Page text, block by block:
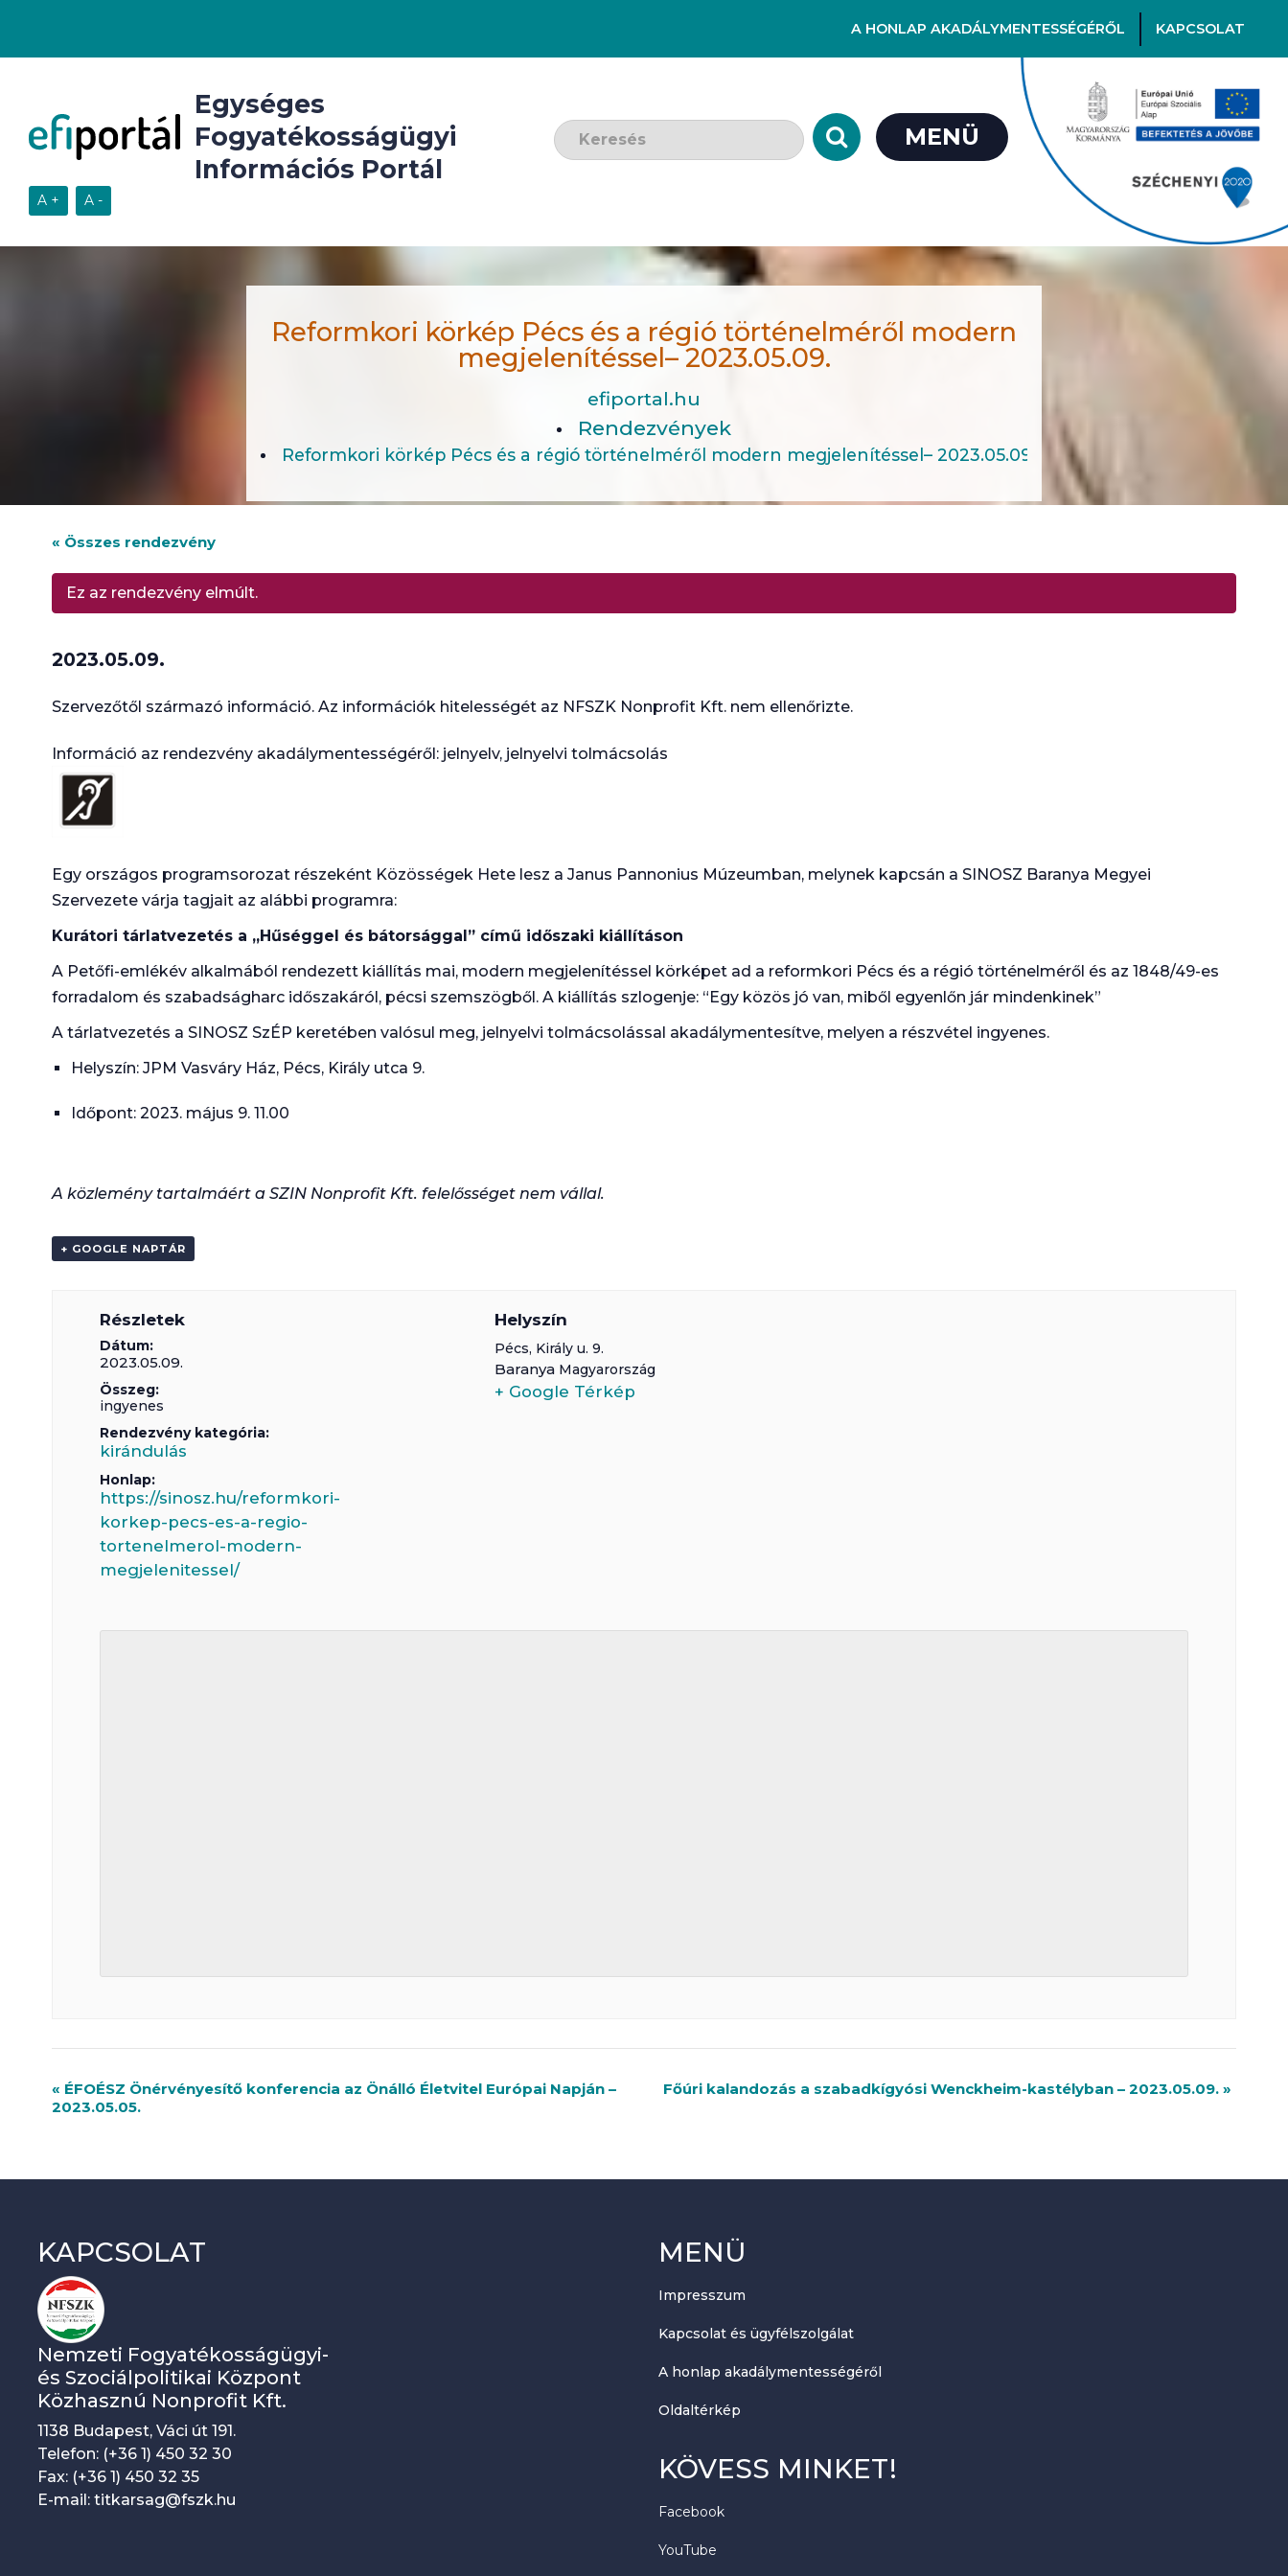
A HONLAP AKADÁLYMENTESSÉGÉRŐL KAPCSOLAT
Egységes
Fogyatékosságügyi
Információs Portál
Keresendő szó: MENÜ
Reformkori körkép Pécs és a régió történelméről modern
megjelenítéssel– 2023.05.09.
efiportal.hu
Rendezvények
Reformkori körkép Pécs és a régió történelméről modern megjelenítéssel– 2023.05.09.
« Összes rendezvény
Ez az rendezvény elmúlt.
2023.05.09.
Szervezőtől származó információ. Az információk hitelességét az NFSZK Nonprofit Kft. nem ellenőrizte.
Információ az rendezvény akadálymentességéről: jelnyelv, jelnyelvi tolmácsolás
Egy országos programsorozat részeként Közösségek Hete lesz a Janus Pannonius Múzeumban, melynek kapcsán a SINOSZ Baranya Megyei
Szervezete várja tagjait az alábbi programra:
Kurátori tárlatvezetés a „Hűséggel és bátorsággal” című időszaki kiállításon
A Petőfi-emlékév alkalmából rendezett kiállítás mai, modern megjelenítéssel körképet ad a reformkori Pécs és a régió történelméről és az 1848/49-es
forradalom és szabadságharc időszakáról, pécsi szemszögből. A kiállítás szlogenje: “Egy közös jó van, miből egyenlőn jár mindenkinek”
A tárlatvezetés a SINOSZ SzÉP keretében valósul meg, jelnyelvi tolmácsolással akadálymentesítve, melyen a részvétel ingyenes.
Helyszín: JPM Vasváry Ház, Pécs, Király utca 9.
Időpont: 2023. május 9. 11.00
A közlemény tartalmáért a SZIN Nonprofit Kft. felelősséget nem vállal.
+ GOOGLE NAPTÁR
Részletek
Dátum:
2023.05.09.
Összeg:
ingyenes
Rendezvény kategória:
kirándulás
Honlap:
https://sinosz.hu/reformkori-
korkep-pecs-es-a-regio-
tortenelmerol-modern-
megjelenitessel/
Helyszín
Pécs, Király u. 9.
Baranya Magyarország
+ Google Térkép
R
d
z
v
é
n
y
n
a
v
i
« ÉFOÉSZ Önérvényesítő konferencia az Önálló Életvitel Európai Napján –
2023.05.05.
Főúri kalandozás a szabadkígyósi Wenckheim-kastélyban – 2023.05.09.»
KAPCSOLAT
Nemzeti Fogyatékosságügyi-
és Szociálpolitikai Központ
Közhasznú Nonprofit Kft.
1138 Budapest, Váci út 191.
Telefon: (+36 1) 450 32 30
Fax: (+36 1) 450 32 35
E-mail: titkarsag@fszk.hu
MENÜ
Impresszum
Kapcsolat és ügyfélszolgálat
A honlap akadálymentességéről
Oldaltérkép
KÖVESS MINKET!
Facebook
YouTube